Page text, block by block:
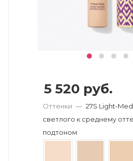
5 520 руб.
Оттенки — 27S Light-
светлого к среднему
подтоном